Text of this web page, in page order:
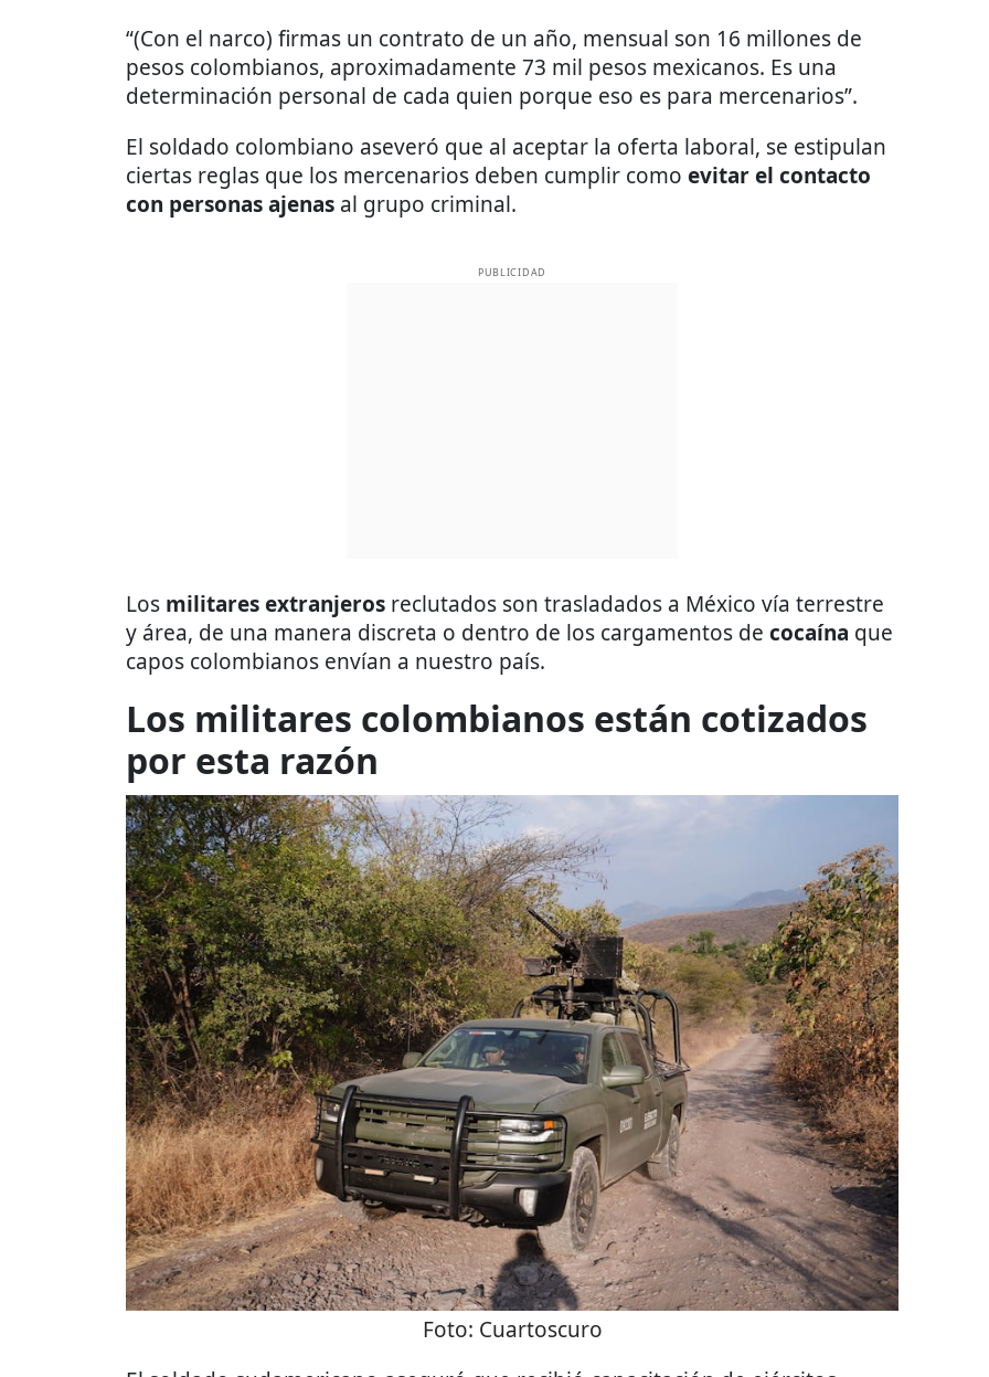
“(Con el narco) firmas un contrato de un año, mensual son 16 millones de
pesos colombianos, aproximadamente 73 mil pesos mexicanos. Es una
determinación personal de cada quien porque eso es para mercenarios”.
El soldado colombiano aseveró que al aceptar la oferta laboral, se estipulan
ciertas reglas que los mercenarios deben cumplir como evitar el contacto
con personas ajenas al grupo criminal.
PUBLICIDAD
Los militares extranjeros reclutados son trasladados a México vía terrestre
y área, de una manera discreta o dentro de los cargamentos de cocaína que
capos colombianos envían a nuestro país.
Los militares colombianos están cotizados
por esta razón
Foto: Cuartoscuro